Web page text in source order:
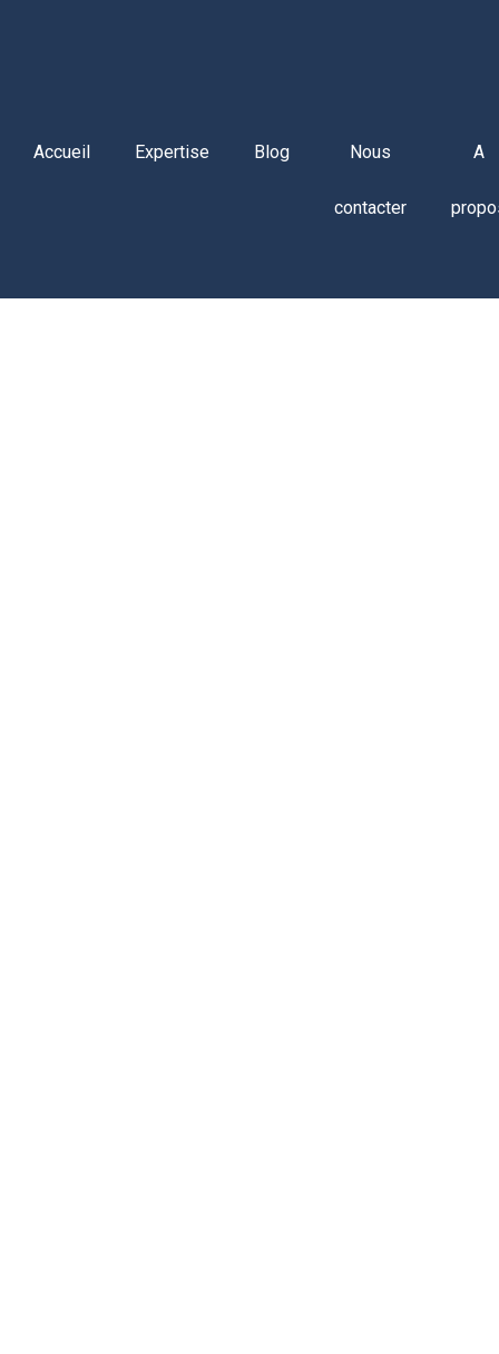
Accueil Expertise Blog Nous
contacter
A